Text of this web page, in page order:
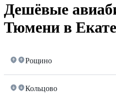
Дешёвые
Тюмени в
Рощино
Кольцово